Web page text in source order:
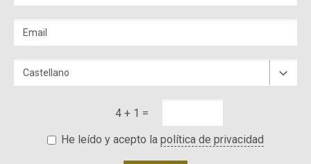
4 + 1 =
He leído y acepto la política de privacidad